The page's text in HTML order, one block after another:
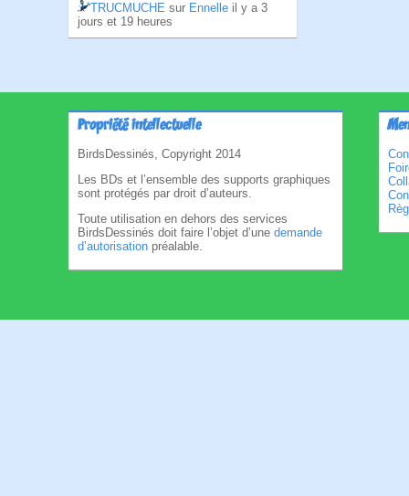
TRUCMUCHE sur Ennelle il y a 3
jours et 19 heures
Propriété intellectuelle
BirdsDessinés, Copyright 2014
Les BDs et l’ensemble des supports graphiques
sont protégés par droit d’auteurs.
Toute utilisation en dehors des services
BirdsDessinés doit faire l’objet d’une demande
d’autorisation préalable.